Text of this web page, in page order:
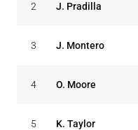
2 J. Pradilla
3 J. Montero
4 O. Moore
5 K. Taylor